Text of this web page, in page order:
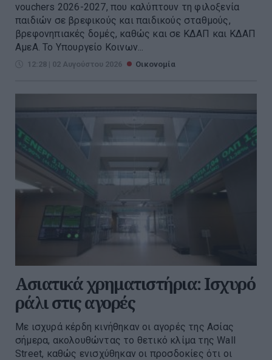
vouchers 2026-2027, που καλύπτουν τη φιλοξενία
παιδιών σε βρεφικούς και παιδικούς σταθμούς,
βρεφονηπιακές δομές, καθώς και σε ΚΔΑΠ και ΚΔΑΠ
ΑμεΑ. Το Υπουργείο Κοινων...
12:28 | 02 Αυγούστου 2026 Οικονομία
Ασιατικά χρηματιστήρια: Ισχυρό
ράλι στις αγορές
Με ισχυρά κέρδη κινήθηκαν οι αγορές της Ασίας
σήμερα, ακολουθώντας το θετικό κλίμα της Wall
Street, καθώς ενισχύθηκαν οι προσδοκίες ότι οι